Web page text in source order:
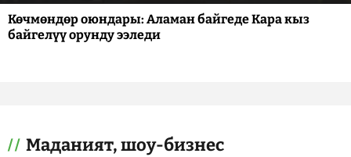
Көчмөндөр оюндары: Аламан байгеде Кара кыз
байгелүү орунду ээледи
Маданият, шоу-бизнес